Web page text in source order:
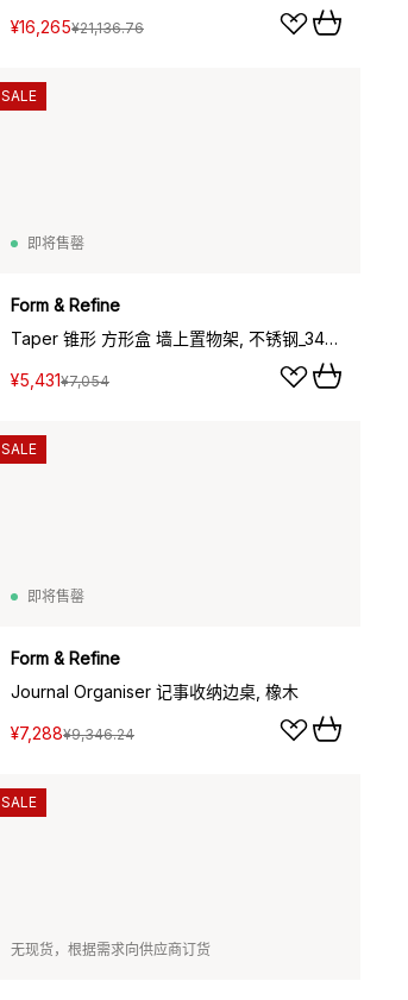
¥16,265¥21,136.76
即将售罄
Form & Refine
Taper 锥形 方形盒 墙上置物架, 不锈钢_34x35cm
¥5,431¥7,054
SALE
即将售罄
Form & Refine
Journal Organiser 记事收纳边桌, 橡木
¥7,288¥9,346.24
SALE
无现货，根据需求向供应商订货
SALE